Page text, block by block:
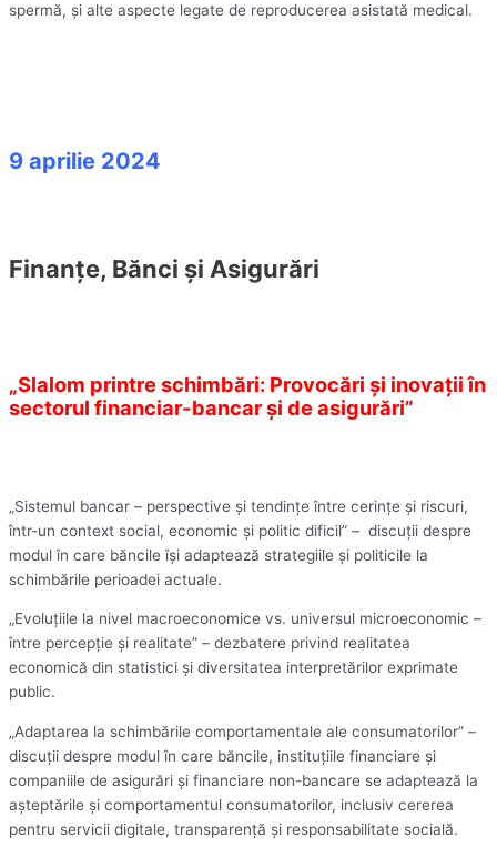
spermă, și alte aspecte legate de reproducerea asistată medical.
9 aprilie 2024
Finanțe, Bănci și Asigurări
„Slalom printre schimbări: Provocări și inovații în
sectorul financiar-bancar și de asigurări”
„Sistemul bancar – perspective și tendințe între cerințe și riscuri,
într-un context social, economic și politic dificil” – discuții despre
modul în care băncile își adaptează strategiile și politicile la
schimbările perioadei actuale.
„Evoluțiile la nivel macroeconomice vs. universul microeconomic –
între percepție și realitate” – dezbatere privind realitatea
economică din statistici și diversitatea interpretărilor exprimate
public.
„Adaptarea la schimbările comportamentale ale consumatorilor” –
discuții despre modul în care băncile, instituțiile financiare și
companiile de asigurări și financiare non-bancare se adaptează la
așteptările și comportamentul consumatorilor, inclusiv cererea
pentru servicii digitale, transparență și responsabilitate socială.